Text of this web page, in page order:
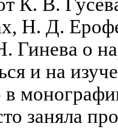
К. В.
Н. Д.
Гинева о
и на
в
заняла